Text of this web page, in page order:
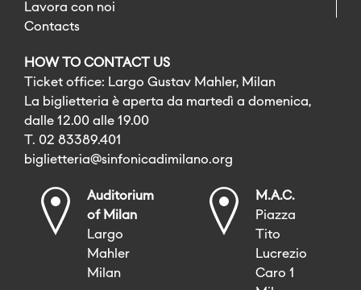
Lavora con noi
Contacts
HOW TO CONTACT US
Ticket office: Largo Gustav Mahler, Milan
La biglietteria è aperta da martedì a domenica,
dalle 12.00 alle 19.00
T. 02 83389.401
biglietteria@sinfonicadimilano.org
Auditorium
of Milan
Largo
Mahler
Milan
M.A.C.
Piazza
Tito
Lucrezio
Caro 1